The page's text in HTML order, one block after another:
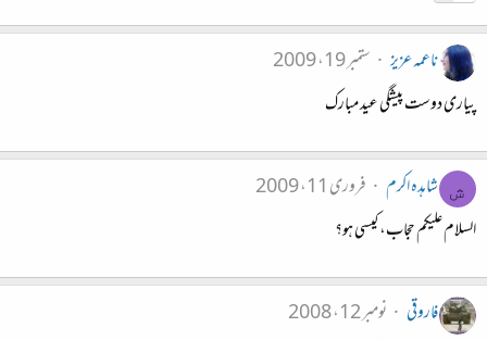
ناعمہ عزیز
ستمبر 19، 2009
پیاری دوست پیشگی عید مبارک
ش شاہدہ اکرم
فروری 11، 2009
السلام علیکم حجاب، کیسی ہو؟
فاروقی
نومبر 12، 2008